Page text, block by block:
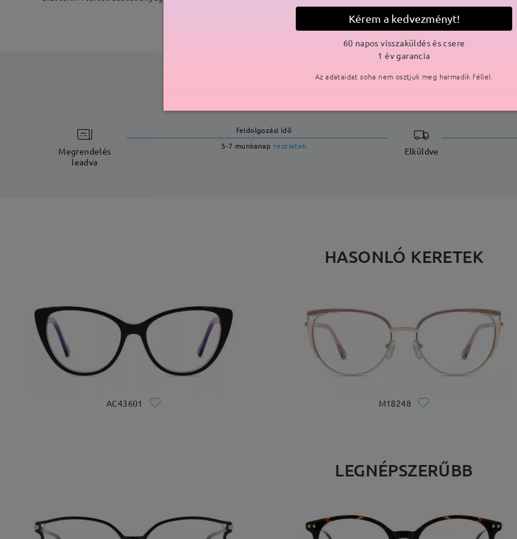
Megrendelés
leadva
feldolgozási idő
5-7 munkanap részletek Elküldve
HASONLÓ KERETEK
AC43601 M18248
LEGNÉPSZERŰBB
Kérem a kedvezményt!
60 napos visszaküldés és csere
1 év garancia
Az adataidat soha nem osztjuk meg harmadik féllel.